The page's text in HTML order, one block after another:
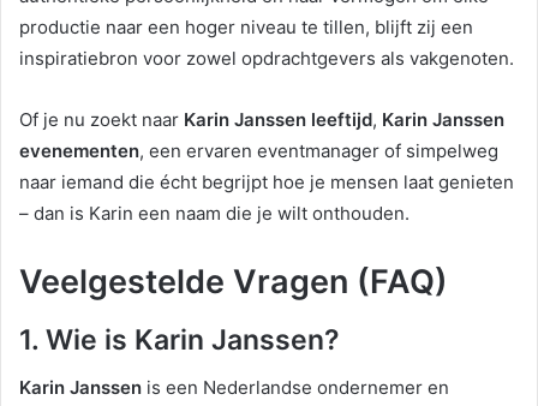
productie naar een hoger niveau te tillen, blijft zij een
inspiratiebron voor zowel opdrachtgevers als vakgenoten.
Of je nu zoekt naar Karin Janssen leeftijd, Karin Janssen
evenementen, een ervaren eventmanager of simpelweg
naar iemand die écht begrijpt hoe je mensen laat genieten
– dan is Karin een naam die je wilt onthouden.
Veelgestelde Vragen (FAQ)
1. Wie is Karin Janssen?
Karin Janssen is een Nederlandse ondernemer en